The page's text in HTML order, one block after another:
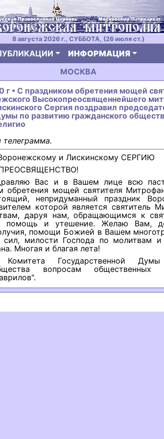
8 августа 2026 г., СУББОТА, (26 июля ст.)
ИНФОРМАЦИЯ
МОСКВА
г • С праздником обретения мощей
Высокопреосвященнейшего
Сергия поздравил
по развитию гражданского
телеграмма.
и Лискинскому СЕРГИЮ
Вас и в Вашем лице всю
обретения мощей святителя
непридуманный праздник
которой является святитель
даруя нам, обращающимся к
помощь и утешение. Желаю Вам,
помощи Божией в Вашем
сил, милости Господа по молитвам и
Многая и благая лета!
Комитета Государственной
вопросам общественных